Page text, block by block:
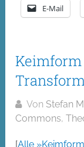
E-Mail
Von Stefan
Commons,
[Alle